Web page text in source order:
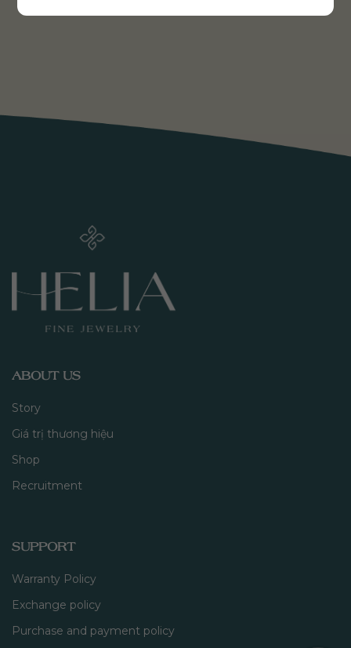
ABOUT US
Story
Giá trị thương hiệu
Shop
Recruitment
SUPPORT
Warranty Policy
Exchange policy
Purchase and payment policy